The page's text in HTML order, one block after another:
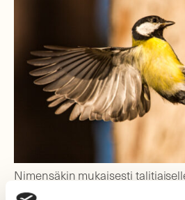
Nimensäkin mukaisesti
siemenistä mm. kauranjyvät.